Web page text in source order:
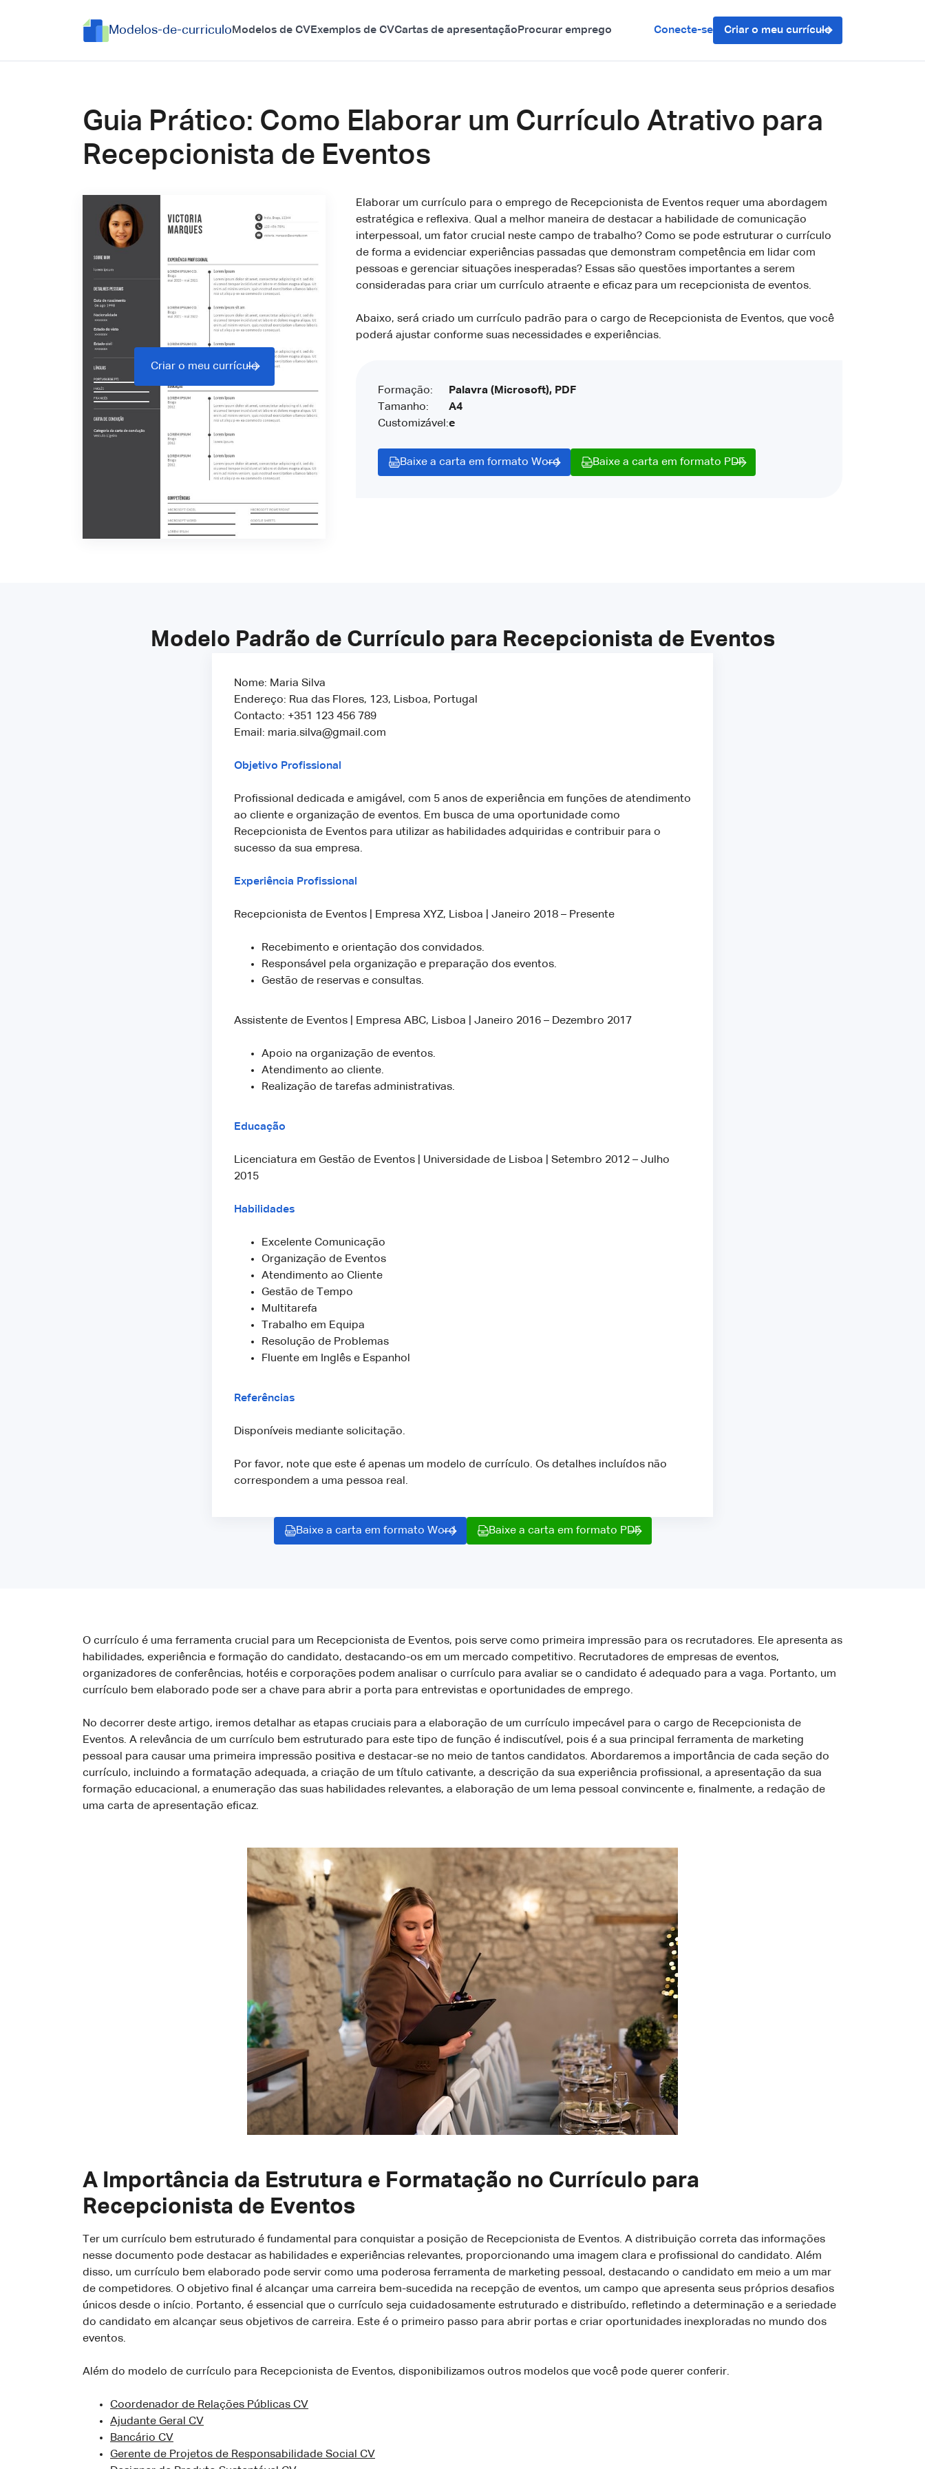
Modelos-de-curriculo Modelos de CVExemplos de CVCartas de apresentação Procurar emprego Conecte-se Criar o meu currículo
Guia Prático: Como Elaborar um Currículo Atrativo para
Recepcionista de Eventos
Criar o meu currículo
Elaborar um currículo para o emprego de Recepcionista de Eventos requer uma abordagem
estratégica e reflexiva. Qual a melhor maneira de destacar a habilidade de comunicação
interpessoal, um fator crucial neste campo de trabalho? Como se pode estruturar o currículo
de forma a evidenciar experiências passadas que demonstram competência em lidar com
pessoas e gerenciar situações inesperadas? Essas são questões importantes a serem
consideradas para criar um currículo atraente e eficaz para um recepcionista de eventos.
Abaixo, será criado um currículo padrão para o cargo de Recepcionista de Eventos, que você
poderá ajustar conforme suas necessidades e experiências.
Formação:
Tamanho:
Customizável:
Palavra (Microsoft), PDF
A4
e
Baixe a carta em formato Word Baixe a carta em formato PDF
Modelo Padrão de Currículo para Recepcionista de Eventos
Nome: Maria Silva
Endereço: Rua das Flores, 123, Lisboa, Portugal
Contacto: +351 123 456 789
Email: maria.silva@gmail.com
Objetivo Profissional
Profissional dedicada e amigável, com 5 anos de experiência em funções de atendimento
ao cliente e organização de eventos. Em busca de uma oportunidade como
Recepcionista de Eventos para utilizar as habilidades adquiridas e contribuir para o
sucesso da sua empresa.
Experiência Profissional
Recepcionista de Eventos | Empresa XYZ, Lisboa | Janeiro 2018 – Presente
Recebimento e orientação dos convidados.
Responsável pela organização e preparação dos eventos.
Gestão de reservas e consultas.
Assistente de Eventos | Empresa ABC, Lisboa | Janeiro 2016 – Dezembro 2017
Apoio na organização de eventos.
Atendimento ao cliente.
Realização de tarefas administrativas.
Educação
Licenciatura em Gestão de Eventos | Universidade de Lisboa | Setembro 2012 – Julho
2015
Habilidades
Excelente Comunicação
Organização de Eventos
Atendimento ao Cliente
Gestão de Tempo
Multitarefa
Trabalho em Equipa
Resolução de Problemas
Fluente em Inglês e Espanhol
Referências
Disponíveis mediante solicitação.
Por favor, note que este é apenas um modelo de currículo. Os detalhes incluídos não
correspondem a uma pessoa real.
Baixe a carta em formato Word Baixe a carta em formato PDF
O currículo é uma ferramenta crucial para um Recepcionista de Eventos, pois serve como primeira impressão para os recrutadores. Ele apresenta as
habilidades, experiência e formação do candidato, destacando-os em um mercado competitivo. Recrutadores de empresas de eventos,
organizadores de conferências, hotéis e corporações podem analisar o currículo para avaliar se o candidato é adequado para a vaga. Portanto, um
currículo bem elaborado pode ser a chave para abrir a porta para entrevistas e oportunidades de emprego.
No decorrer deste artigo, iremos detalhar as etapas cruciais para a elaboração de um currículo impecável para o cargo de Recepcionista de
Eventos. A relevância de um currículo bem estruturado para este tipo de função é indiscutível, pois é a sua principal ferramenta de marketing
pessoal para causar uma primeira impressão positiva e destacar-se no meio de tantos candidatos. Abordaremos a importância de cada seção do
currículo, incluindo a formatação adequada, a criação de um título cativante, a descrição da sua experiência profissional, a apresentação da sua
formação educacional, a enumeração das suas habilidades relevantes, a elaboração de um lema pessoal convincente e, finalmente, a redação de
uma carta de apresentação eficaz.
A Importância da Estrutura e Formatação no Currículo para
Recepcionista de Eventos
Ter um currículo bem estruturado é fundamental para conquistar a posição de Recepcionista de Eventos. A distribuição correta das informações
nesse documento pode destacar as habilidades e experiências relevantes, proporcionando uma imagem clara e profissional do candidato. Além
disso, um currículo bem elaborado pode servir como uma poderosa ferramenta de marketing pessoal, destacando o candidato em meio a um mar
de competidores. O objetivo final é alcançar uma carreira bem-sucedida na recepção de eventos, um campo que apresenta seus próprios desafios
únicos desde o início. Portanto, é essencial que o currículo seja cuidadosamente estruturado e distribuído, refletindo a determinação e a seriedade
do candidato em alcançar seus objetivos de carreira. Este é o primeiro passo para abrir portas e criar oportunidades inexploradas no mundo dos
eventos.
Além do modelo de currículo para Recepcionista de Eventos, disponibilizamos outros modelos que você pode querer conferir.
Coordenador de Relações Públicas CV
Ajudante Geral CV
Bancário CV
Gerente de Projetos de Responsabilidade Social CV